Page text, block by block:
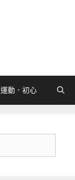
運動．初心